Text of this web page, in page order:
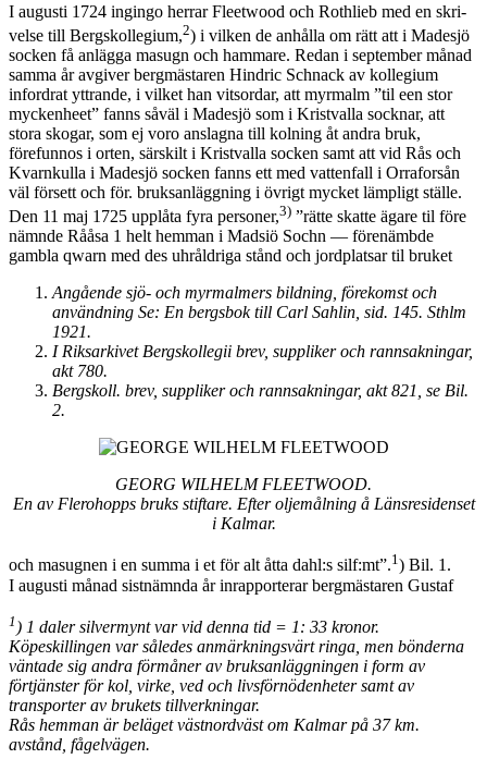
I augusti 1724 ingingo herrar Fleetwood och Rothlieb med en skri­
velse till Bergskollegium,2) i vilken de anhålla om rätt att i Madesjö
socken få anlägga masugn och hammare. Redan i september månad
samma år avgiver bergmästaren Hindric Schnack av kollegium
infordrat yttrande, i vilket han vitsordar, att myrmalm ”til een stor
myckenheet” fanns såväl i Madesjö som i Kristvalla socknar, att
stora skogar, som ej voro anslagna till kolning åt andra bruk,
förefunnos i orten, särskilt i Kristvalla socken samt att vid Rås och
Kvarnkulla i Madesjö socken fanns ett med vattenfall i Orraforsån
väl försett och för. bruksanläggning i övrigt mycket lämpligt ställe.
Den 11 maj 1725 upplåta fyra personer,3) ”rätte skatte ägare til före
nämnde Rååsa 1 helt hemman i Madsiö Sochn — förenämbde
gambla qwarn med des uhråldriga stånd och jordplatsar til bruket
Angående sjö- och myrmalmers bildning, förekomst och
användning Se: En bergsbok till Carl Sahlin, sid. 145. Sthlm
1921.
I Riksarkivet Bergskollegii brev, suppliker och rannsakningar,
akt 780.
Bergskoll. brev, suppliker och rannsakningar, akt 821, se Bil.
2.
GEORG WILHELM FLEETWOOD.
En av Flerohopps bruks stiftare. Efter oljemålning å Länsresidenset
i Kalmar.
och masugnen i en summa i et för alt åtta dahl:s silf:mt”.1) Bil. 1.
I augusti månad sistnämnda år inrapporterar bergmästaren Gustaf
1 ) 1 daler silvermynt var vid denna tid = 1: 33 kronor.
Köpeskillingen var således anmärkningsvärt ringa, men bönderna
väntade sig andra förmåner av bruksanläggningen i form av
förtjänster för kol, virke, ved och livsförnöden­heter samt av
transporter av brukets tillverkningar.
Rås hemman är beläget västnordväst om Kalmar på 37 km.
avstånd, fågel­vägen.